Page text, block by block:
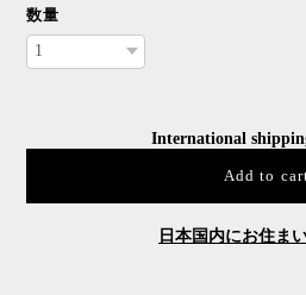
数量
International
Add to
日本国内にお住ま